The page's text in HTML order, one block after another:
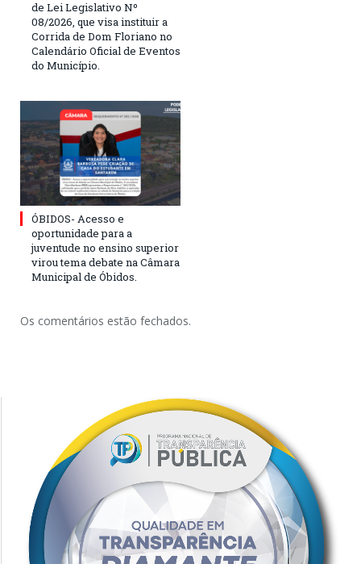
de Lei Legislativo Nº
08/2026, que visa instituir a
Corrida de Dom Floriano no
Calendário Oficial de Eventos
do Município.
ÓBIDOS- Acesso e
oportunidade para a
juventude no ensino superior
virou tema debate na Câmara
Municipal de Óbidos.
Os comentários estão fechados.